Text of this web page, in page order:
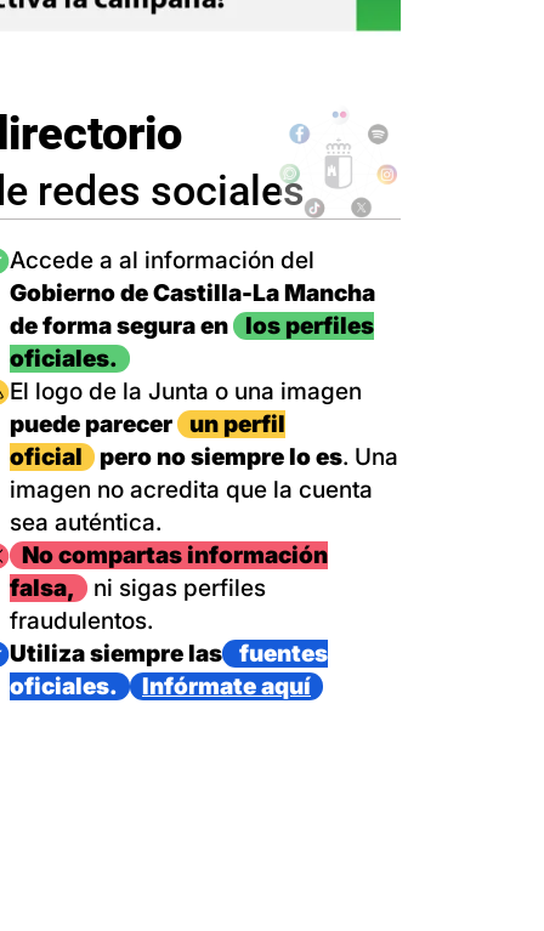
redes sociales
Accede a al información del
Gobierno de Castilla-La Mancha
de forma segura en
los perfiles
oficiales.
El logo de la Junta o una imagen
puede parecer
un perfil
oficial
pero no siempre lo es. Una
imagen no acredita que la cuenta
sea auténtica.
No compartas información
falsa,
ni sigas perfiles
fraudulentos.
Utiliza siempre las
fuentes
oficiales.
Infórmate aquí